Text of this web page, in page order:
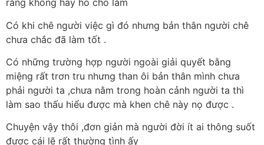
rằng không hay ho cho lắm
Có khi chê người việc gì đó nhưng bản thân người chê
chưa chắc đã làm tốt .
Có những trường hợp người ngoài giải quyết bằng
miệng rất trơn tru nhưng than ôi bản thân mình chưa
phải người ta ,chưa nằm trong hoàn cảnh người ta thì
làm sao thấu hiểu được mà khen chê này nọ được .
Chuyện vậy thôi ,đơn giản mà người đời ít ai thông suốt
được cái lẽ rất thường tình ấy